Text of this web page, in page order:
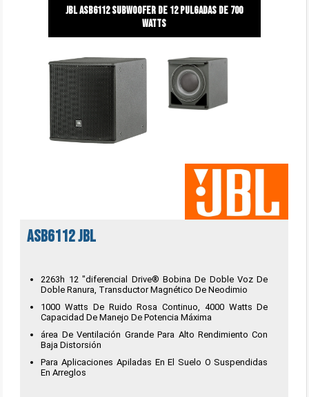
Jbl asb6112 subwoofer de 12 pulgadas de 700
watts
ASB6112 JBL
2263h 12 "diferencial Drive® Bobina De Doble Voz De
Doble Ranura, Transductor Magnético De Neodimio
1000 Watts De Ruido Rosa Continuo, 4000 Watts De
Capacidad De Manejo De Potencia Máxima
área De Ventilación Grande Para Alto Rendimiento Con
Baja Distorsión
Para Aplicaciones Apiladas En El Suelo O Suspendidas
En Arreglos